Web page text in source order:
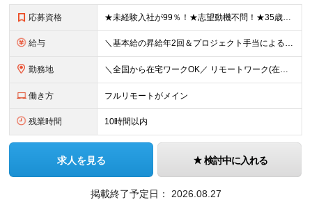
応募資格 ★未経験入社が99％！★志望動機不問！★35歳以下（長期キャリア形成のため） ■職種・業界経験不問、第二新卒大歓迎！ ■学歴不問 ≪1つでも当てはまる方にピッタリです≫ ★ChatGPTやAIなど
給与 ＼基本給の昇給年2回＆プロジェクト手当による昇給年12回！！／ 【未経験者の場合】 月給26万円～50万円＋プロジェクト手当＋資格手当 ★スキルや経験を考慮の上、優遇します ★上記給与には固定残業
勤務地 ＼全国から在宅ワークOK／ リモートワーク(在宅勤務)or東京23区、大阪のお客様先での勤務 ★転勤はありません ★希望をもとに配属先を決定します ★リモートワーク率5割強 ★フルリモートの場合は通
働き方 フルリモートがメイン
残業時間 10時間以内
求人を見る 検討中に入れる
掲載終了予定日： 2026.08.27